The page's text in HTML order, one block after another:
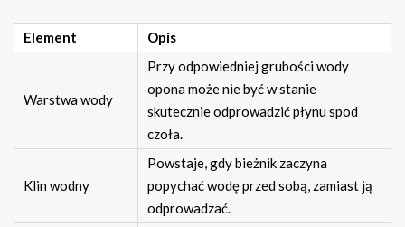
Element Opis
Warstwa wody
Przy odpowiedniej grubości wody
opona może nie być w stanie
skutecznie odprowadzić płynu spod
czoła.
Klin wodny
Powstaje, gdy bieżnik zaczyna
popychać wodę przed sobą, zamiast ją
odprowadzać.